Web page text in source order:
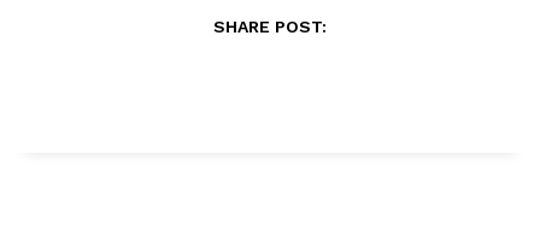
SHARE POST: